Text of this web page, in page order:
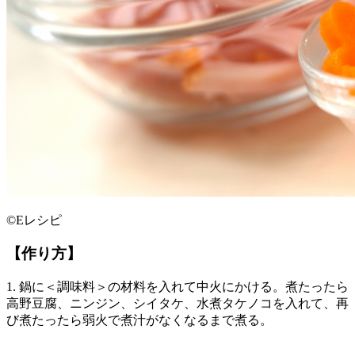
©Eレシピ
【作り方】
1. 鍋に＜調味料＞の材料を入れて中火にかける。煮たったら
高野豆腐、ニンジン、シイタケ、水煮タケノコを入れて、再
び煮たったら弱火で煮汁がなくなるまで煮る。